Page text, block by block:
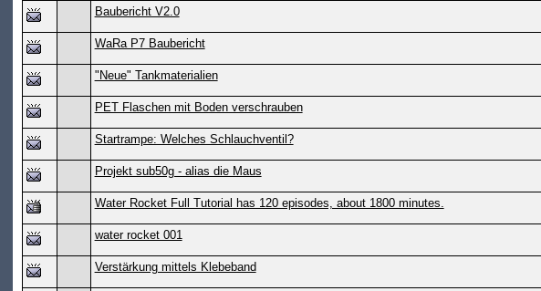
Baubericht V2.0
WaRa P7 Baubericht
"Neue" Tankmaterialien
PET Flaschen mit Boden verschrauben
Startrampe: Welches Schlauchventil?
Projekt sub50g - alias die Maus
Water Rocket Full Tutorial has 120 episodes, about 1800 minutes.
water rocket 001
Verstärkung mittels Klebeband